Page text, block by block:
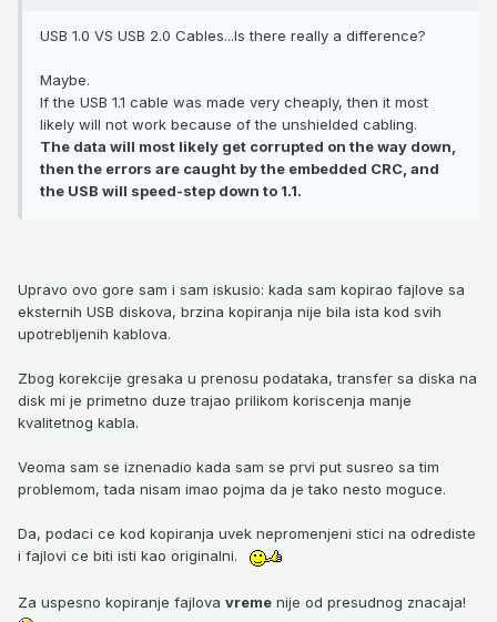
USB 1.0 VS USB 2.0 Cables...Is there really a difference?
Maybe.
If the USB 1.1 cable was made very cheaply, then it most
likely will not work because of the unshielded cabling.
The data will most likely get corrupted on the way down,
then the errors are caught by the embedded CRC, and
the USB will speed-step down to 1.1.
Upravo ovo gore sam i sam iskusio: kada sam kopirao fajlove sa
eksternih USB diskova, brzina kopiranja nije bila ista kod svih
upotrebljenih kablova.
Zbog korekcije gresaka u prenosu podataka, transfer sa diska na
disk mi je primetno duze trajao prilikom koriscenja manje
kvalitetnog kabla.
Veoma sam se iznenadio kada sam se prvi put susreo sa tim
problemom, tada nisam imao pojma da je tako nesto moguce.
Da, podaci ce kod kopiranja uvek nepromenjeni stici na odrediste
i fajlovi ce biti isti kao originalni.
Za uspesno kopiranje fajlova vreme nije od presudnog znacaja!